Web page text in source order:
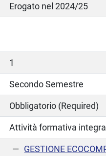
Erogato nel 2024/25
1
Secondo Semestre
Obbligatorio (Required)
Attività formativa
GESTIONE